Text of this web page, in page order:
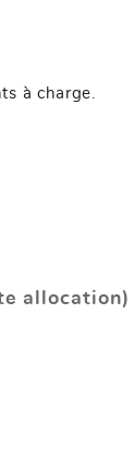
à charge.
allocation)